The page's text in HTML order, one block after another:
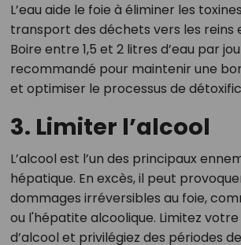
L’eau aide le foie à éliminer les
transport des déchets vers les reins
Boire entre 1,5 et 2 litres d’eau par
recommandé pour maintenir une
et optimiser le processus de
3. Limiter l’alcool
L’alcool est l’un des principaux
hépatique. En excès, il peut
dommages irréversibles au foie,
ou l'hépatite alcoolique. Limitez
d’alcool et privilégiez des périodes